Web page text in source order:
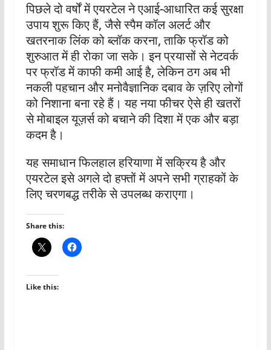
पिछले दो वर्षों में एयरटेल ने एआई-आधारित कई सुरक्षा
उपाय शुरू किए हैं, जैसे स्पैम कॉल अलर्ट और
खतरनाक लिंक को ब्लॉक करना, ताकि फ्रॉड को
शुरुआत में ही रोका जा सके। इन प्रयासों से नेटवर्क
पर फ्रॉड में काफी कमी आई है, लेकिन ठग अब भी
नकली पहचान और मनोवैज्ञानिक दबाव के ज़रिए लोगों
को निशाना बना रहे हैं। यह नया फीचर ऐसे ही खतरों
से मोबाइल यूज़र्स को बचाने की दिशा में एक और बड़ा
कदम है।
यह समाधान फिलहाल हरियाणा में सक्रिय है और
एयरटेल इसे अगले दो हफ्तों में अपने सभी ग्राहकों के
लिए चरणबद्ध तरीके से उपलब्ध कराएगा।
Share this:
Like this: